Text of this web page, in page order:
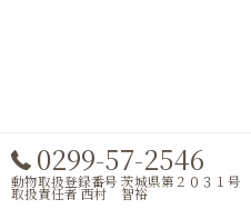
0299-57-2546
動物取扱登録番号 茨城県第２０３１
取扱責任者 西村 智裕